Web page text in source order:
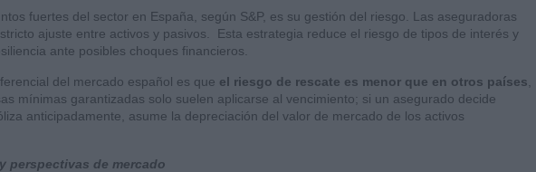
fuertes del sector en España, según S&P, es su gestión del riesgo. Las aseguradoras
ajuste entre activos y pasivos. Esta estrategia reduce el riesgo de tipos de interés y
ante posibles choques financieros.
del mercado español es que el riesgo de rescate es menor que en otros países
mínimas garantizadas solo suelen aplicarse al vencimiento; si un asegurado decide
anticipadamente, asume la depreciación del valor de mercado de los activos
perspectivas de mercado